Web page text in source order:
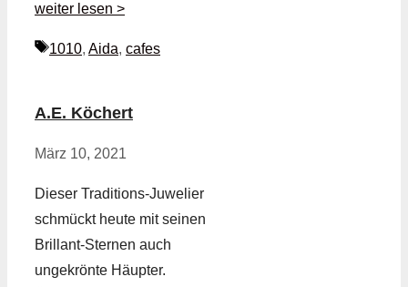
weiter lesen >
Schlagwörter
1010, Aida, cafes
A.E. Köchert
März 10, 2021
Dieser Traditions-Juwelier
schmückt heute mit seinen
Brillant-Sternen auch
ungekrönte Häupter.